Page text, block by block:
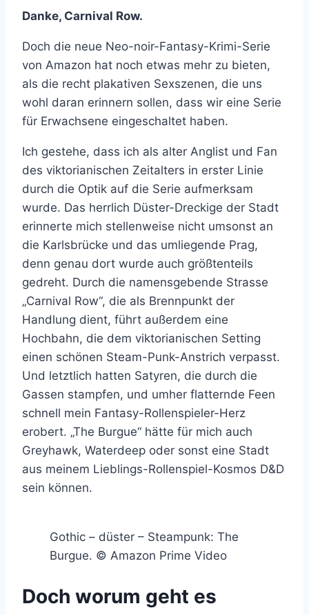
Danke, Carnival Row.
Doch die neue Neo-noir-Fantasy-Krimi-Serie
von Amazon hat noch etwas mehr zu bieten,
als die recht plakativen Sexszenen, die uns
wohl daran erinnern sollen, dass wir eine Serie
für Erwachsene eingeschaltet haben.
Ich gestehe, dass ich als alter Anglist und Fan
des viktorianischen Zeitalters in erster Linie
durch die Optik auf die Serie aufmerksam
wurde. Das herrlich Düster-Dreckige der Stadt
erinnerte mich stellenweise nicht umsonst an
die Karlsbrücke und das umliegende Prag,
denn genau dort wurde auch größtenteils
gedreht. Durch die namensgebende Strasse
„Carnival Row“, die als Brennpunkt der
Handlung dient, führt außerdem eine
Hochbahn, die dem viktorianischen Setting
einen schönen Steam-Punk-Anstrich verpasst.
Und letztlich hatten Satyren, die durch die
Gassen stampfen, und umher flatternde Feen
schnell mein Fantasy-Rollenspieler-Herz
erobert. „The Burgue“ hätte für mich auch
Greyhawk, Waterdeep oder sonst eine Stadt
aus meinem Lieblings-Rollenspiel-Kosmos D&D
sein können.
Gothic – düster – Steampunk: The
Burgue. © Amazon Prime Video
Doch worum geht es